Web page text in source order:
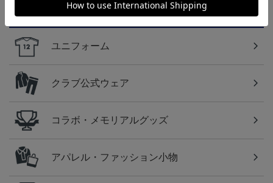
カテゴリから探す
ユニフォーム
クラブ公式ウェア
コラボ・メモリアルグッズ
アパレル・ファッション小物